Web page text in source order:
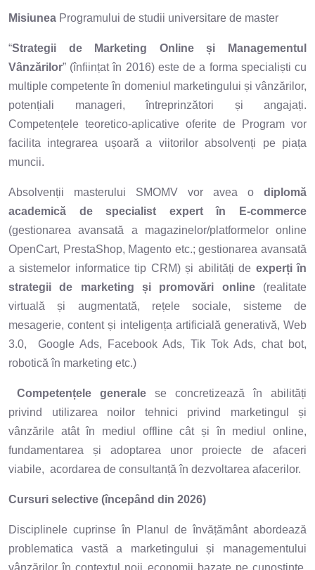
Misiunea Programului de studii universitare de master
“Strategii de Marketing Online și Managementul
Vânzărilor” (înființat în 2016) este de a forma specialiști cu
multiple competente în domeniul marketingului și vânzărilor,
potențiali manageri, întreprinzători și angajați.
Competențele teoretico-aplicative oferite de Program vor
facilita integrarea ușoară a viitorilor absolvenți pe piața
muncii.
Absolvenții masterului SMOMV vor avea o diplomă
academică de specialist expert în E-commerce
(gestionarea avansată a magazinelor/platformelor online
OpenCart, PrestaShop, Magento etc.; gestionarea avansată
a sistemelor informatice tip CRM) și abilități de experți în
strategii de marketing și promovări online(realitate
virtuală și augmentată, rețele sociale, sisteme de
mesagerie, content și inteligența artificială generativă, Web
3.0, Google Ads, Facebook Ads, Tik Tok Ads, chat bot,
robotică în marketing etc.)
Competențele generale se concretizează în abilități
privind utilizarea noilor tehnici privind marketingul și
vânzările atât în mediul offline cât și în mediul online,
fundamentarea și adoptarea unor proiecte de afaceri
viabile, acordarea de consultanță în dezvoltarea afacerilor.
Cursuri selective (începând din 2026)
Disciplinele cuprinse în Planul de învățământ abordează
problematica vastă a marketingului și managementului
vânzărilor în contextul noii economii bazate pe cunoștințe,